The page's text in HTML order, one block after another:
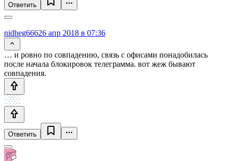
Ответить
nidheg66626 апр 2018 в 07:36
… и ровно по совпадению, связь с офисами понадобилась
после начала блокировок телеграмма. вот жеж бывают
совпадения.
Ответить